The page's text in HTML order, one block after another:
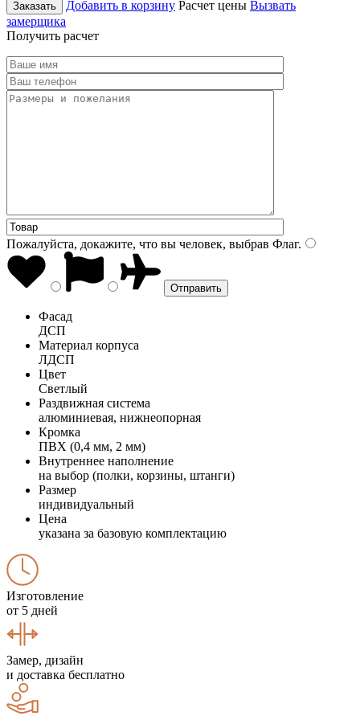
Заказать Добавить в корзину Расчет цены Вызвать
замерщика
Получить расчет
Пожалуйста, докажите, что вы человек, выбрав Флаг.
Фасад
ДСП
Материал корпуса
ЛДСП
Цвет
Светлый
Раздвижная система
алюминиевая, нижнеопорная
Кромка
ПВХ (0,4 мм, 2 мм)
Внутреннее наполнение
на выбор (полки, корзины, штанги)
Размер
индивидуальный
Цена
указана за базовую комплектацию
Изготовление
от 5 дней
Замер, дизайн
и доставка бесплатно